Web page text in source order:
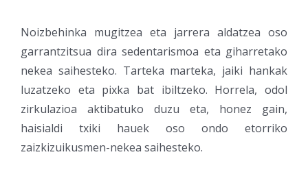
Noizbehinka mugitzea eta jarrera aldatzea oso
garrantzitsua dira sedentarismoa eta giharretako
nekea saihesteko. Tarteka marteka, jaiki hankak
luzatzeko eta pixka bat ibiltzeko. Horrela, odol
zirkulazioa aktibatuko duzu eta, honez gain,
haisialdi txiki hauek oso ondo etorriko
zaizkizuikusmen-nekea saihesteko.